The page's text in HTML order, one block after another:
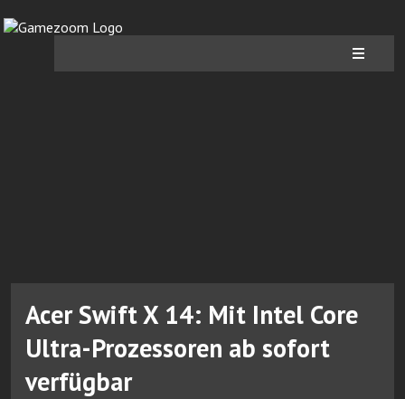
Acer Swift X 14: Mit Intel Core
Ultra-Prozessoren ab sofort
verfügbar